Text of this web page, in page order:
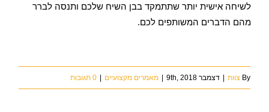
לשיחה אישית יותר שתתמקד בבן השיח שלכם ותנסה לברר
מהם הדברים המשותפים לכם.
By צוות | דצמבר 9th, 2018 | מאמרים מקצועיים | 0 תגובות